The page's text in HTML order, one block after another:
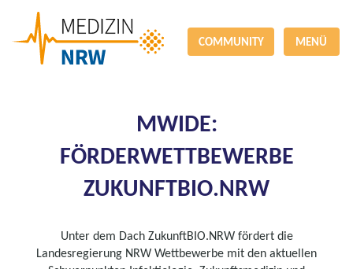
COMMUNITY MENÜ
MWIDE:
FÖRDERWETTBEWERBE
ZUKUNFTBIO.NRW
Unter dem Dach ZukunftBIO.NRW fördert die
Landesregierung NRW Wettbewerbe mit den aktuellen